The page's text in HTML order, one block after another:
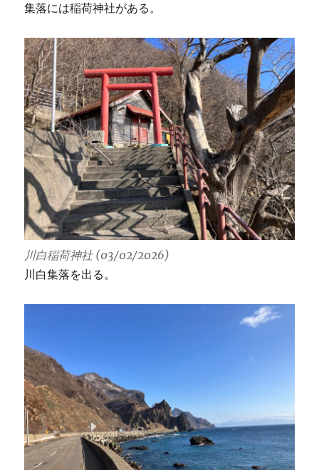
集落には稲荷神社がある。
川白稲荷神社 (03/02/2026)
川白集落を出る。